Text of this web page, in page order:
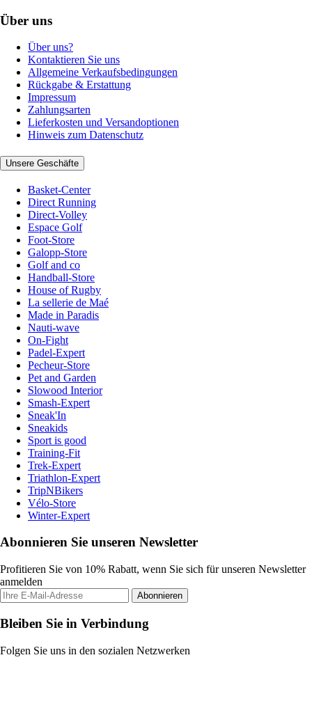
Über uns
Über uns?
Kontaktieren Sie uns
Allgemeine Verkaufsbedingungen
Rückgabe & Erstattung
Impressum
Zahlungsarten
Lieferkosten und Versandoptionen
Hinweis zum Datenschutz
Unsere Geschäfte
Basket-Center
Direct Running
Direct-Volley
Espace Golf
Foot-Store
Galopp-Store
Golf and co
Handball-Store
House of Rugby
La sellerie de Maé
Made in Paradis
Nauti-wave
On-Fight
Padel-Expert
Pecheur-Store
Pet and Garden
Slowood Interior
Smash-Expert
Sneak'In
Sneakids
Sport is good
Training-Fit
Trek-Expert
Triathlon-Expert
TripNBikers
Vélo-Store
Winter-Expert
Abonnieren Sie unseren Newsletter
Profitieren Sie von 10% Rabatt, wenn Sie sich für unseren Newsletter
anmelden
Abonnieren
Bleiben Sie in Verbindung
Folgen Sie uns in den sozialen Netzwerken